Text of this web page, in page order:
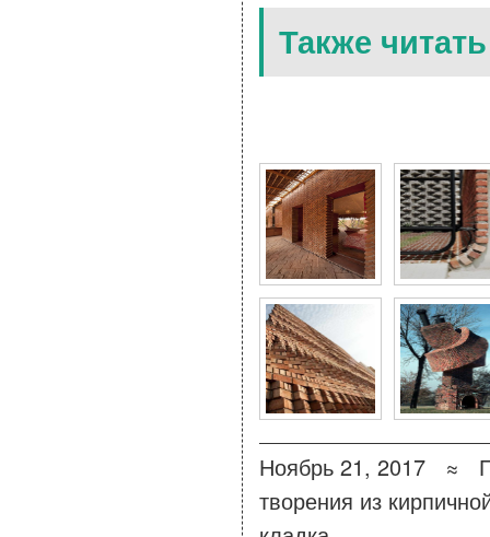
Также читать
Ноябрь 21, 2017 ≈
творения из